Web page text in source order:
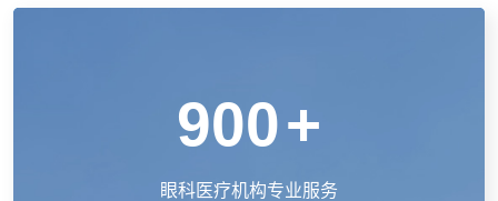
900+
眼科医疗机构专业服务